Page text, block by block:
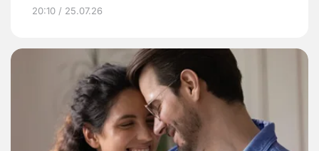
20:10 / 25.07.26